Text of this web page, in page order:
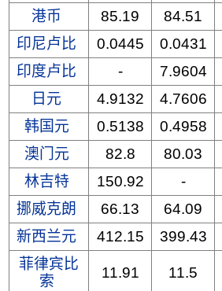
港币
85.19 84.51
印尼卢比
0.0445 0.0431
印度卢比
- 7.9604
日元
4.9132 4.7606
韩国元
0.5138 0.4958
澳门元
82.8 80.03
林吉特
150.92 -
挪威克朗
66.13 64.09
新西兰元
412.15 399.43
菲律宾比
索
11.91 11.5